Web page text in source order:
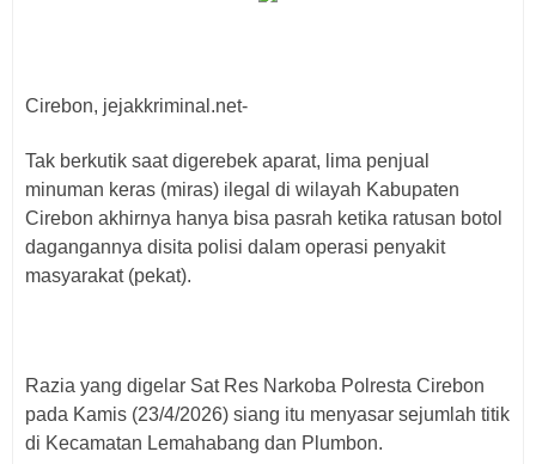
Cirebon, jejakkriminal.net-
Tak berkutik saat digerebek aparat, lima penjual
minuman keras (miras) ilegal di wilayah Kabupaten
Cirebon akhirnya hanya bisa pasrah ketika ratusan botol
dagangannya disita polisi dalam operasi penyakit
masyarakat (pekat).
Razia yang digelar Sat Res Narkoba Polresta Cirebon
pada Kamis (23/4/2026) siang itu menyasar sejumlah titik
di Kecamatan Lemahabang dan Plumbon.